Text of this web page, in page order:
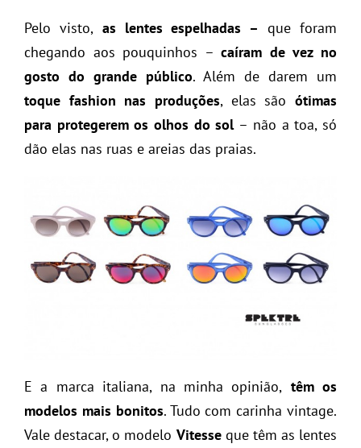
Pelo visto,as lentes espelhadas – que foram
chegando aos pouquinhos –caíram de vez no
gosto do grande público. Além de darem um
toque fashion nas produções, elas são ótimas
para protegerem os olhos do sol– não a toa, só
dão elas nas ruas e areias das praias.
E a marca italiana, na minha opinião, têm os
modelos mais bonitos. Tudo com carinha vintage.
Vale destacar, o modelo Vitesseque têm as lentes